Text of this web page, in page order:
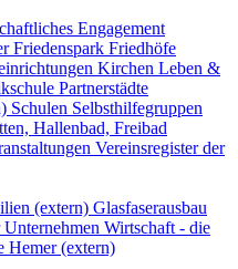
Engagement
Friedenspark Friedhöfe
Kirchen Leben &
Partnerstädte
Schulen Selbsthilfegruppen
Hallenbad, Freibad
Vereinsregister der
(extern) Glasfaserausbau
Wirtschaft - die
Hemer (extern)